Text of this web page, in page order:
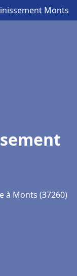
Monts
à Monts (37260)